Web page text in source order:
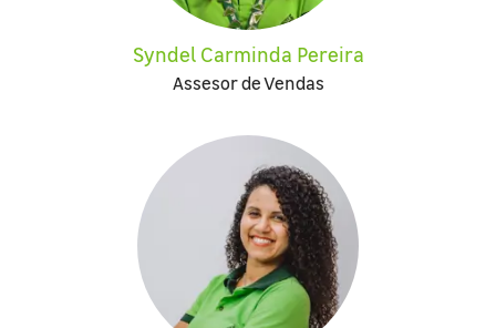
Syndel Carminda Pereira
Assesor de Vendas